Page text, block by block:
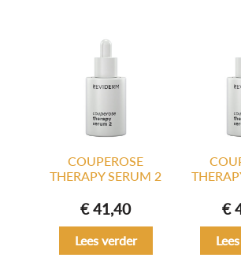
COUPEROSE
THERAPY SERUM 2
€41,40
Lees verder
€